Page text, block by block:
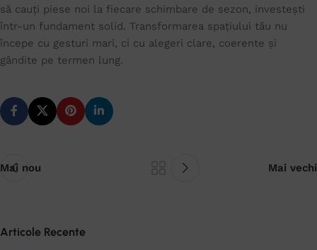
să cauți piese noi la fiecare schimbare de sezon, investești
într-un fundament solid. Transformarea spațiului tău nu
începe cu gesturi mari, ci cu alegeri clare, coerente și
gândite pe termen lung.
Mai nou Mai vechi
Articole Recente